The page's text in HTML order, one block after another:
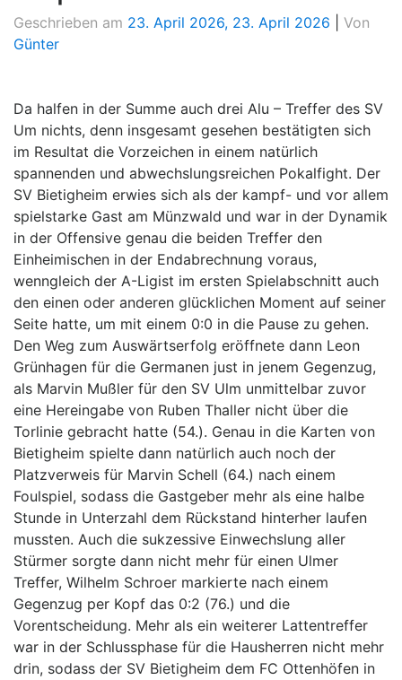
Geschrieben am 23. April 2026, 23. April 2026
Von
Günter
Da halfen in der Summe auch drei Alu – Treffer des SV
Um nichts, denn insgesamt gesehen bestätigten sich
im Resultat die Vorzeichen in einem natürlich
spannenden und abwechslungsreichen Pokalfight. Der
SV Bietigheim erwies sich als der kampf- und vor allem
spielstarke Gast am Münzwald und war in der Dynamik
in der Offensive genau die beiden Treffer den
Einheimischen in der Endabrechnung voraus,
wenngleich der A-Ligist im ersten Spielabschnitt auch
den einen oder anderen glücklichen Moment auf seiner
Seite hatte, um mit einem 0:0 in die Pause zu gehen.
Den Weg zum Auswärtserfolg eröffnete dann Leon
Grünhagen für die Germanen just in jenem Gegenzug,
als Marvin Mußler für den SV Ulm unmittelbar zuvor
eine Hereingabe von Ruben Thaller nicht über die
Torlinie gebracht hatte (54.). Genau in die Karten von
Bietigheim spielte dann natürlich auch noch der
Platzverweis für Marvin Schell (64.) nach einem
Foulspiel, sodass die Gastgeber mehr als eine halbe
Stunde in Unterzahl dem Rückstand hinterher laufen
mussten. Auch die sukzessive Einwechslung aller
Stürmer sorgte dann nicht mehr für einen Ulmer
Treffer, Wilhelm Schroer markierte nach einem
Gegenzug per Kopf das 0:2 (76.) und die
Vorentscheidung. Mehr als ein weiterer Lattentreffer
war in der Schlussphase für die Hausherren nicht mehr
drin, sodass der SV Bietigheim dem FC Ottenhöfen in